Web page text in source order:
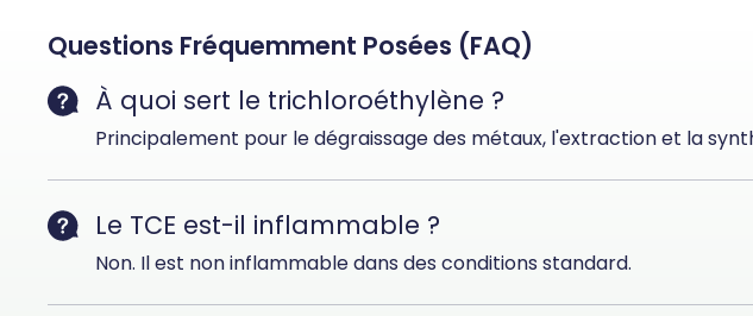
Questions Fréquemment Posées (FAQ)
À quoi sert le trichloroéthylène ?
Principalement pour le dégraissage des métaux, l'extraction et la
Le TCE est-il inflammable ?
Non. Il est non inflammable dans des conditions standard.